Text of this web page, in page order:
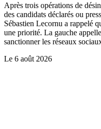
Après trois opérations de
des candidats déclarés ou
Sébastien Lecornu a rappelé
une priorité. La gauche
sanctionner les réseaux
Le 6 août 2026